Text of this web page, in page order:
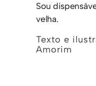
Sou
velha.
Texto e
Amorim